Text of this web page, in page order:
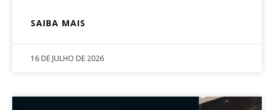
SAIBA MAIS
16 DE JULHO DE 2026